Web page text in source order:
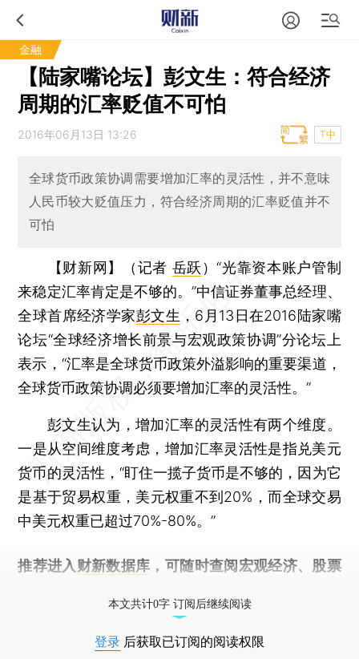
金融
【陆家嘴论坛】彭文生：符合经济
周期的汇率贬值不可怕
2016年06月13日 13:26 T中
全球货币政策协调需要增加汇率的灵活性，并不意味
人民币较大贬值压力，符合经济周期的汇率贬值并不
可怕
【财新网】（记者 岳跃 ）“光靠资本账户管制
来稳定汇率肯定是不够的。”中信证券董事总经理、
全球首席经济学家彭文生 ，6月13日在2016陆家嘴
论坛“全球经济增长前景与宏观政策协调”分论坛上
表示，“汇率是全球货币政策外溢影响的重要渠道，
全球货币政策协调必须要增加汇率的灵活性。”
彭文生认为，增加汇率的灵活性有两个维度。
一是从空间维度考虑，增加汇率灵活性是指兑美元
货币的灵活性，“盯住一揽子货币是不够的，因为它
是基于贸易权重，美元权重不到20%，而全球交易
中美元权重已超过70%-80%。”
推荐进入 财新数据库 ，可随时查阅宏观经济、股票
本文共计0字 订阅后继续阅读
登录 后获取已订阅的阅读权限